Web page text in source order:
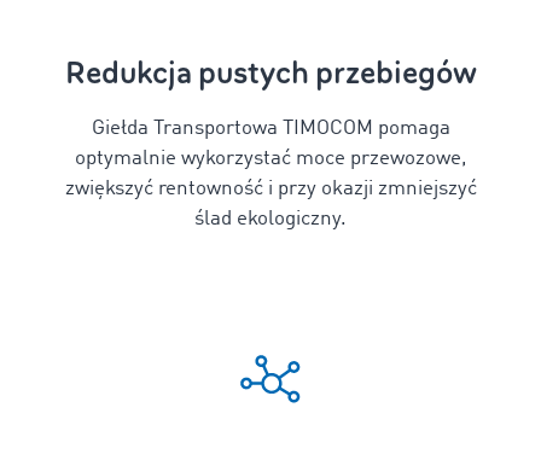
Redukcja pustych przebiegów
Giełda Transportowa TIMOCOM pomaga
optymalnie wykorzystać moce przewozowe,
zwiększyć rentowność i przy okazji zmniejszyć
ślad ekologiczny.